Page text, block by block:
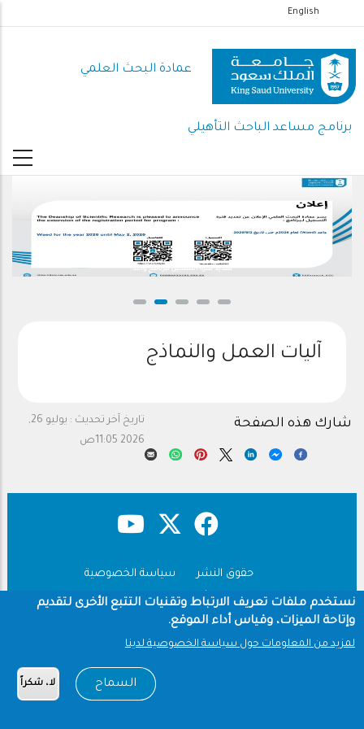
إلى
المحتوى
الرئيسي
English
عمادة البحث العلمي
برنامج مساعد الباحث التأهيلي
تمديد فترة التسجيل لبرنامج واعد
آليات العمل والنماذج
تاريخ آخر تحديث :
يوليو 26,
2026 11:05ص
شارك هذه الصفحة
حقوق النشر
سياسة الخصوصية
شروط الاستخدام
Copyright © 1960-2026 جامعة الملك سعود
نستخدم ملفات تعريف الارتباط وتقنيات التتبع الأخرى لتقديم
وإتاحة الميزات، وقياس أداء الموقع.
لمزيد من المعلومات حول سياسة الخصوصية لدينا
السماح لا، شكراً